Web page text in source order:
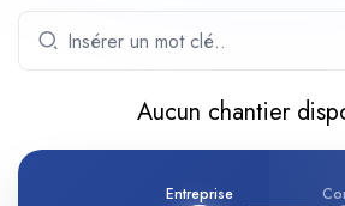
Aucun chantier
Entreprise